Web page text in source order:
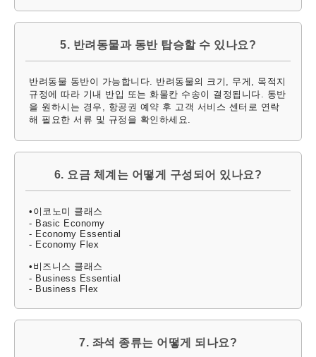
5. 반려동물과 동반 탑승할 수 있나요?
반려동물 동반이 가능합니다. 반려동물의 크기, 무게, 목적지
규정에 따라 기내 반입 또는 화물칸 수송이 결정됩니다. 동반
을 원하시는 경우, 항공권 예약 후 고객 서비스 센터로 연락
해 필요한 서류 및 규정을 확인하세요.
6. 요금 체계는 어떻게 구성되어 있나요?
•이코노미 클래스
- Basic Economy
- Economy Essential
- Economy Flex
•비즈니스 클래스
- Business Essential
- Business Flex
7. 좌석 종류는 어떻게 되나요?